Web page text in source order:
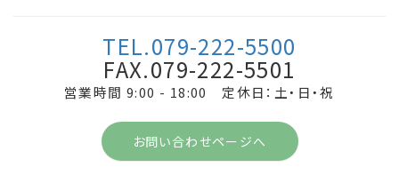
TEL.079-222-5500
FAX.079-222-5501
営業時間 9:00 - 18:00 定休日：土・日・祝
お問い合わせページへ